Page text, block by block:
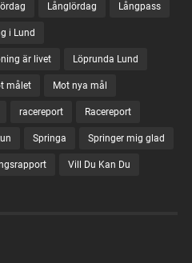
Långlördag Långpass
i Lund
är livet Löprunda Lund
målet Mot nya mål
racereport Racereport
Springa Springer mig glad
Vill Du Kan Du